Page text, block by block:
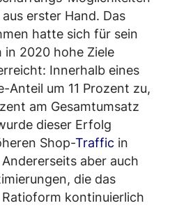
erster Hand. Das
hatte sich für sein
in 2020 hohe Ziele
Innerhalb eines
Anteil um 11 Prozent zu,
am Gesamtumsatz
dieser Erfolg
Shop-Traffic in
aber auch
die das
kontinuierlich